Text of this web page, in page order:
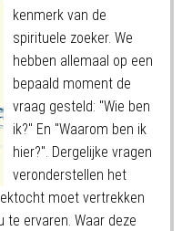
kenmerk van de
spirituele zoeker. We
hebben allemaal op een
bepaald moment de
vraag gesteld: "Wie ben
ik?" En "Waarom ben ik
hier?". Dergelijke vragen
veronderstellen het
moet vertrekken
te ervaren. Waar deze